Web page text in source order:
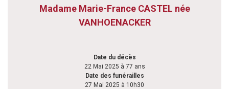
Madame Marie-France CASTEL née
VANHOENACKER
Date du décès
22 Mai 2025 à 77 ans
Date des funérailles
27 Mai 2025 à 10h30